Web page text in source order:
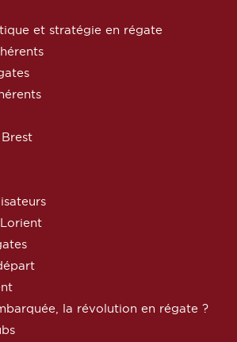
et stratégie en régate
la révolution en régate ?